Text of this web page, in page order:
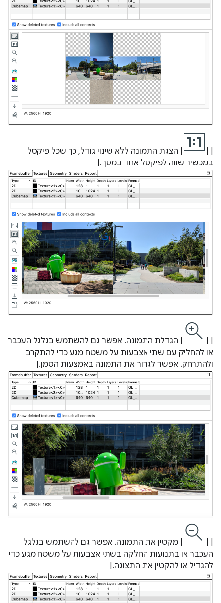
| הצגת התמונה ללא שינוי גודל, כך שכל פיקסל
במכשיר שווה לפיקסל אחד במסך.|
| הגדלת התמונה. אפשר גם להשתמש בגלגל העכבר
או להחליק עם שתי אצבעות על משטח מגע כדי להתקרב
ולהתרחק. אפשר לגרור את התמונה באמצעות הסמן.|
| מקטין את התמונה. אפשר גם להשתמש בגלגל
העכבר או בתנועות החלקה בשתי אצבעות על משטח מגע כדי
להגדיל או להקטין את התצוגה.|